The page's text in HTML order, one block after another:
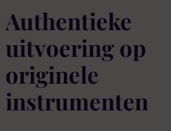
Authentieke
uitvoering op
originele
instrumenten